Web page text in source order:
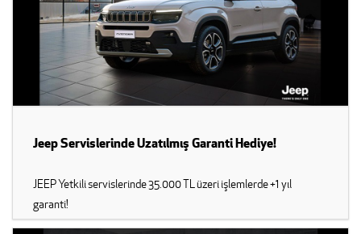
Jeep Servislerinde Uzatılmış Garanti Hediye!
JEEP Yetkili servislerinde 35.000 TL üzeri işlemlerde +1 yıl
garanti!